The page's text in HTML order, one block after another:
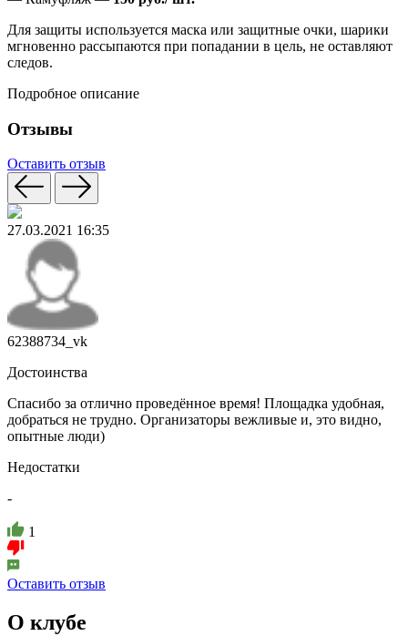
Для защиты используется маска или защитные очки, шарики
мгновенно рассыпаются при попадании в цель, не оставляют
следов.
Подробное описание
Отзывы
Оставить отзыв
27.03.2021 16:35
62388734_vk
Достоинства
Спасибо за отлично проведённое время! Площадка удобная,
добраться не трудно. Организаторы вежливые и, это видно,
опытные люди)
Недостатки
-
1
Оставить отзыв
О клубе